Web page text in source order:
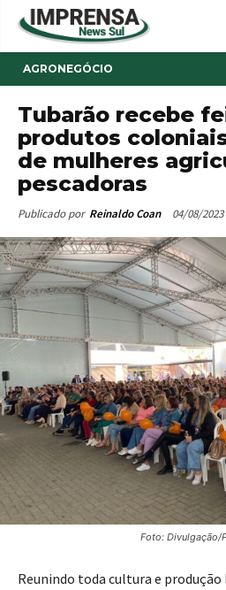
AGRONEGÓCIO
Tubarão recebe
produtos
de mulheres
pescadoras
Publicado por Reinaldo Coan 04/08/2023
Foto: Divulgação/
Reunindo toda cultura e produção